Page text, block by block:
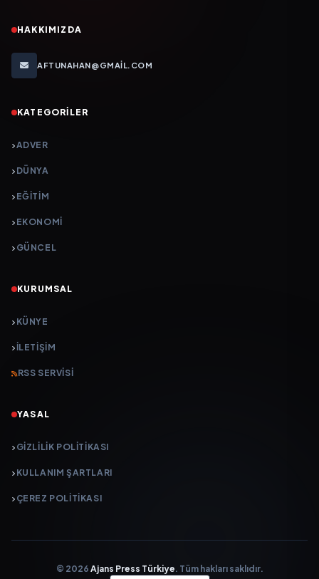
HAKKIMIZDA
AFTUNAHAN@GMAIL.COM
KATEGORILER
ADVER
DÜNYA
EĞİTİM
EKONOMİ
GÜNCEL
KURUMSAL
KÜNYE
İLETIŞIM
RSS SERVISI
YASAL
GIZLILIK POLITIKASI
KULLANIM ŞARTLARI
ÇEREZ POLITIKASI
© 2026 Ajans Press Türkiye. Tüm hakları saklıdır.